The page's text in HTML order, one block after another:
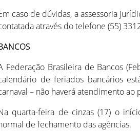
caso de dúvidas, a assessoria
através do telefone (55)
Federação Brasileira de Bancos
de feriados bancários
– não haverá atendimento ao
quarta-feira de cinzas (17) o
de fechamento das agências.